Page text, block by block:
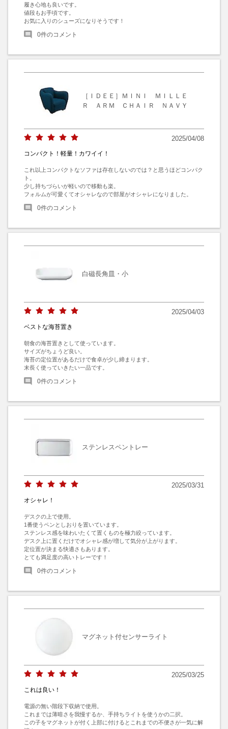
履き心地も良いです。
値段もお手頃です。
お気に入りのシューズになりそうです！
0件のコメント
［ＩＤＥＥ］ＭＩＮＩ ＭＩＬＬＥ
Ｒ ＡＲＭ ＣＨＡＩＲ ＮＡＶＹ
2025/04/08
コンパクト！軽量！カワイイ！
これ以上コンパクトなソファは存在しないのでは？と思うほどコンパク
ト。
少し持ちづらいが軽いので移動も楽。
フォルムが可愛くてオシャレなので部屋がオシャレになりました。
0件のコメント
白磁長角皿・小
2025/04/03
ベストな海苔置き
朝食の海苔置きとして使っています。
サイズがちょうど良い。
海苔の定位置があるだけで食卓が少し締まります。
末長く使っていきたい一品です。
0件のコメント
ステンレスペントレー
2025/03/31
オシャレ！
デスクの上で使用。
1番使うペンとしおりを置いています。
ステンレス感を味わいたくて置くものを極力絞っています。
デスク上に置くだけでオシャレ感が増して気分が上がります。
定位置が決まる快適さもあります。
とても満足度の高いトレーです！
0件のコメント
マグネット付センサーライト
2025/03/25
これは良い！
電源の無い階段下収納で使用。
これまでは薄暗さを我慢するか、手持ちライトを使うかの二択。
この子をマグネットが付く上部に付けるとこれまでの不便さが一気に解